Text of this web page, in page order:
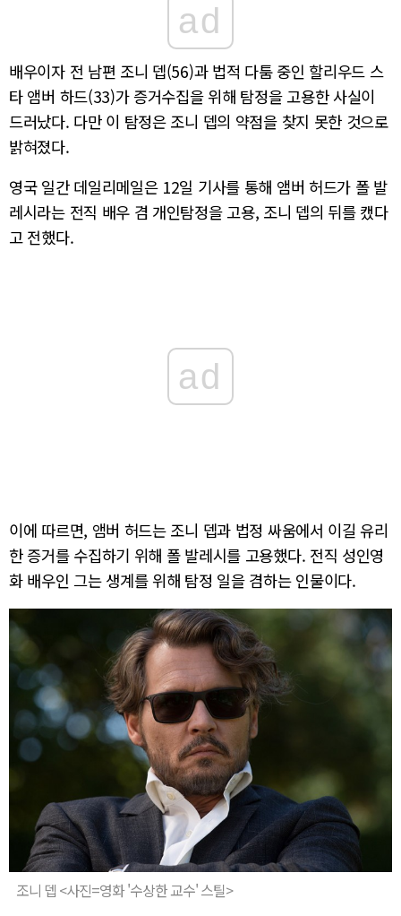
ad
배우이자 전 남편 조니 뎁(56)과 법적 다툼 중인 할리우드 스
타 앰버 하드(33)가 증거수집을 위해 탐정을 고용한 사실이
드러났다. 다만 이 탐정은 조니 뎁의 약점을 찾지 못한 것으로
밝혀졌다.
영국 일간 데일리메일은 12일 기사를 통해 앰버 허드가 폴 발
레시라는 전직 배우 겸 개인탐정을 고용, 조니 뎁의 뒤를 캤다
고 전했다.
ad
이에 따르면, 앰버 허드는 조니 뎁과 법정 싸움에서 이길 유리
한 증거를 수집하기 위해 폴 발레시를 고용했다. 전직 성인영
화 배우인 그는 생계를 위해 탐정 일을 겸하는 인물이다.
조니 뎁 <사진=영화 '수상한 교수' 스틸>